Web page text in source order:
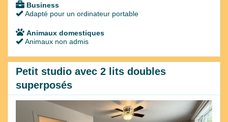
Business
Adapté pour un ordinateur portable
Animaux domestiques
Animaux non admis
Petit studio avec 2 lits doubles
superposés
Previous
Next